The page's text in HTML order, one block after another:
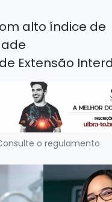
alto índice de
Extensão
o regulamento